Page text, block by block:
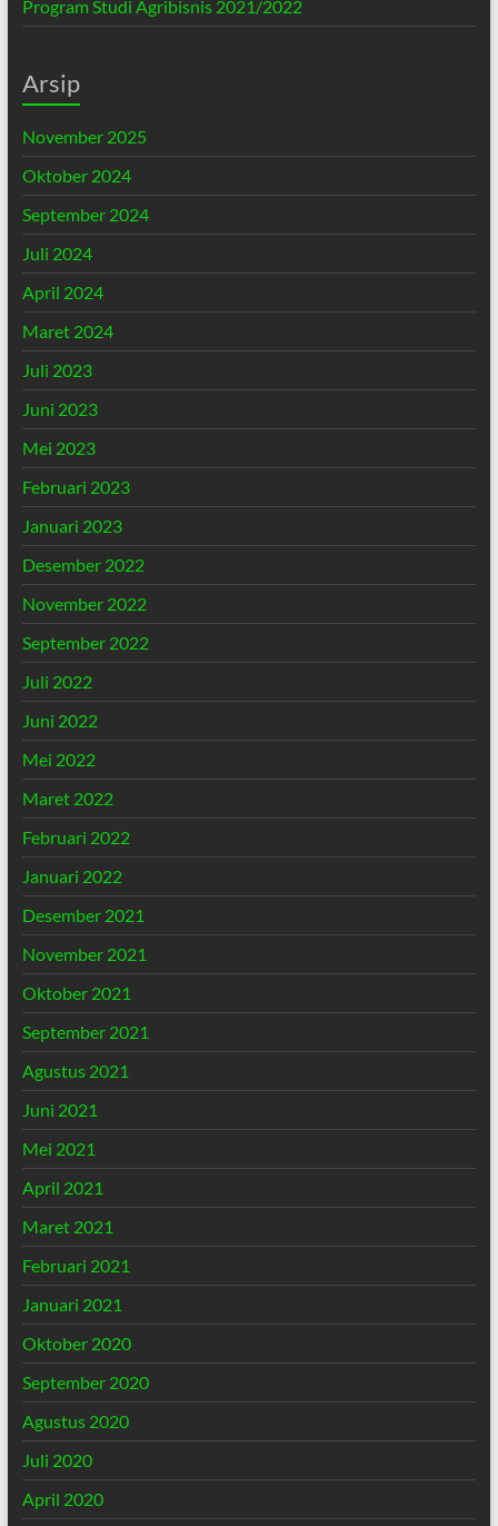
Program Studi Agribisnis 2021/2022
Arsip
November 2025
Oktober 2024
September 2024
Juli 2024
April 2024
Maret 2024
Juli 2023
Juni 2023
Mei 2023
Februari 2023
Januari 2023
Desember 2022
November 2022
September 2022
Juli 2022
Juni 2022
Mei 2022
Maret 2022
Februari 2022
Januari 2022
Desember 2021
November 2021
Oktober 2021
September 2021
Agustus 2021
Juni 2021
Mei 2021
April 2021
Maret 2021
Februari 2021
Januari 2021
Oktober 2020
September 2020
Agustus 2020
Juli 2020
April 2020